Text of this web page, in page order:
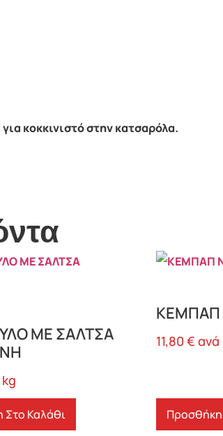
κοκκινιστό στην κατσαρόλα.
ΜΕ ΣΑΛΤΣΑ
Καλάθι
11,80€ ανά
Προσθήκη